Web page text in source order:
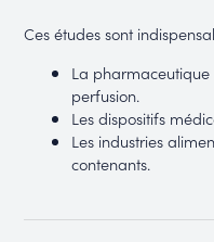
Ces études sont
La pharmaceutique
perfusion.
Les dispositifs
Les industries
contenants.